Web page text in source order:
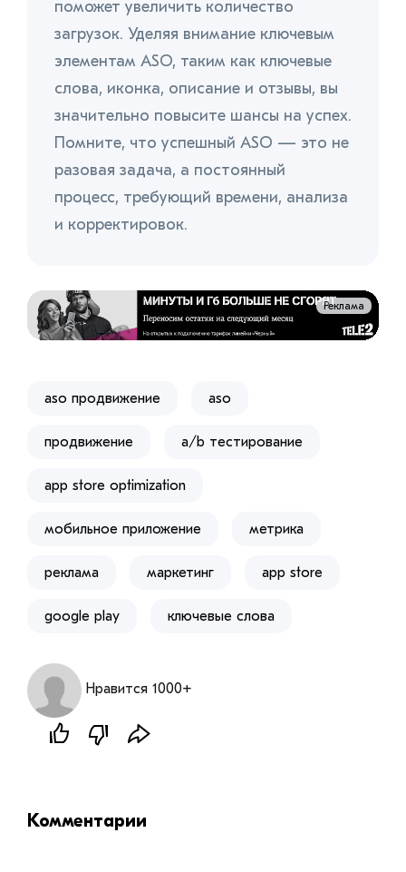
поможет увеличить количество
загрузок. Уделяя внимание ключевым
элементам ASO, таким как ключевые
слова, иконка, описание и отзывы, вы
значительно повысите шансы на успех.
Помните, что успешный ASO — это не
разовая задача, а постоянный
процесс, требующий времени, анализа
и корректировок.
Реклама
aso продвижение aso
продвижение a/b тестирование
app store optimization
мобильное приложение метрика
реклама маркетинг app store
google play ключевые слова
Нравится 1000+
Комментарии